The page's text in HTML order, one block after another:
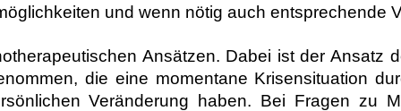
und wenn nötig auch entsprechende
Ansätzen. Dabei ist der Ansatz
die eine momentane Krisensituation
Veränderung haben. Bei Fragen zu